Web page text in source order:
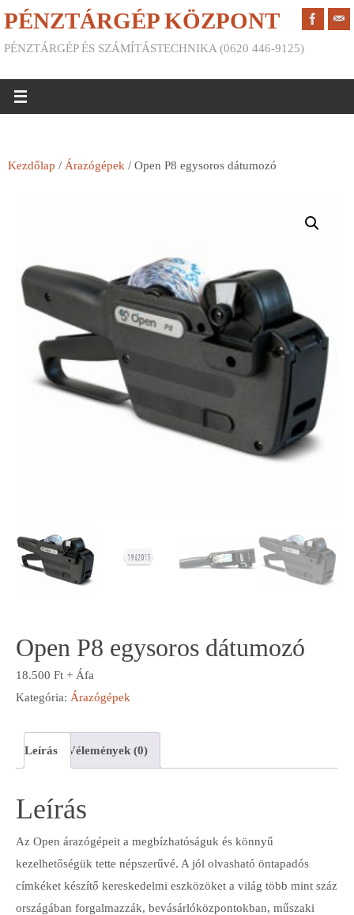
PÉNZTÁRGÉP KÖZPONT
PÉNZTÁRGÉP ÉS SZÁMÍTÁSTECHNIKA (0620 446-9125)
Kezdőlap / Árazógépek / Open P8 egysoros dátumozó
Open P8 egysoros dátumozó
18.500 Ft + Áfa
Kategória: Árazógépek
Leírás Vélemények (0)
Leírás
Az Open árazógépeit a megbízhatóságuk és könnyű
kezelhetőségük tette népszerűvé. A jól olvasható öntapadós
címkéket készítő kereskedelmi eszközöket a világ több mint száz
országában forgalmazzák, bevásárlóközpontokban, műszaki